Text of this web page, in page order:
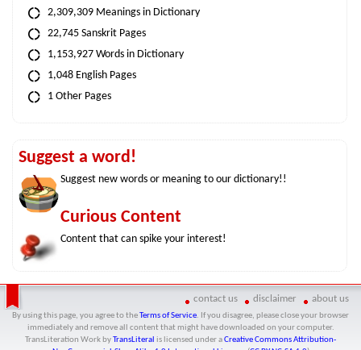
2,309,309 Meanings in Dictionary
22,745 Sanskrit Pages
1,153,927 Words in Dictionary
1,048 English Pages
1 Other Pages
Suggest a word!
Suggest new words or meaning to our dictionary!!
Curious Content
Content that can spike your interest!
contact us disclaimer about us
By using this page, you agree to the Terms of Service. If you disagree, please close your browser
immediately and remove all content that might have downloaded on your computer.
TransLiteration Workby TransLiteral is licensed under aCreative Commons Attribution-